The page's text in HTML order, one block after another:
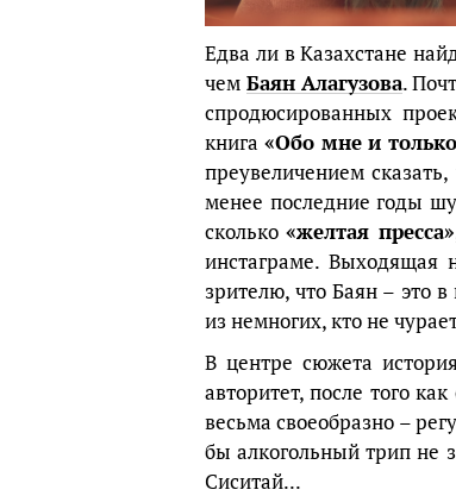
Едва ли в Казахстане
чем Баян Алагузова.
спродюсированных
книга «Обо мне и
преувеличением
менее последние годы
сколько«желтая пресса»
инстаграме. Выходящая
зрителю, что Баян – это
из немногих, кто не
В центре сюжета
авторитет, после того
весьма своеобразно –
бы алкогольный трип не
Сиситай...